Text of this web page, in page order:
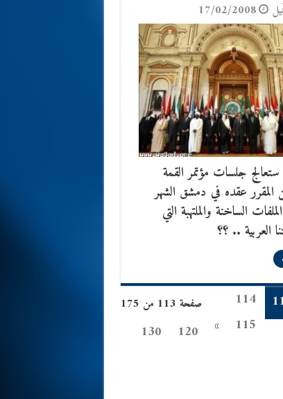
17/02/2008
جلسات مؤتمر القمة
المقرر عقده في دمشق الشهر
الساخنة والملتهبة التي
العربية .. ؟؟
صفحة 113 من 175
114
115
»
120
130